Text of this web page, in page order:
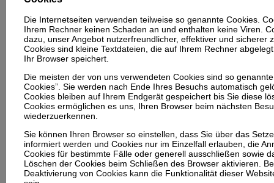
Die Internetseiten verwenden teilweise so genannte Cookies.
Ihrem Rechner keinen Schaden an und enthalten keine Viren.
dazu, unser Angebot nutzerfreundlicher, effektiver und sicherer
Cookies sind kleine Textdateien, die auf Ihrem Rechner
Ihr Browser speichert.
Die meisten der von uns verwendeten Cookies sind so
Cookies”. Sie werden nach Ende Ihres Besuchs automatisch
Cookies bleiben auf Ihrem Endgerät gespeichert bis Sie diese
Cookies ermöglichen es uns, Ihren Browser beim nächsten
wiederzuerkennen.
Sie können Ihren Browser so einstellen, dass Sie über das
informiert werden und Cookies nur im Einzelfall erlauben, die
Cookies für bestimmte Fälle oder generell ausschließen sowie
Löschen der Cookies beim Schließen des Browser aktivieren.
Deaktivierung von Cookies kann die Funktionalität dieser